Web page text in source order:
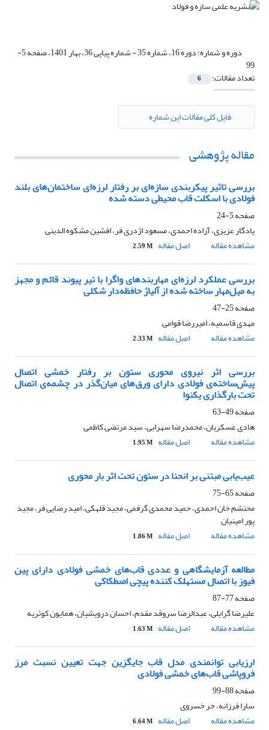
دوره و شماره: دوره 16، شماره 35 - شماره پیاپی 36، بهار 1401، صفحه 5-
99
تعداد مقالات: 6
فایل کلی مقالات این شماره
مقاله پژوهشی
بررسی تاثیر پیکربندی سازه‌ای بر رفتار لرزه‌ای ساختمان‌های بلند
فولادی با اسکلت قاب محیطی دسته شده
صفحه5-24
یادگار عزیزی، آزاده احمدی، مسعود اژدری فر، افشین مشکوه الدینی
مشاهده مقاله
اصل مقاله 2.59 M
بررسی عملکرد لرزه‌ای مهاربندهای واگرا با تیر پیوند قائم و مجهز
به میل‌مهار ساخته شده از آلیاژ حافظه‌دار شکلی
صفحه25-47
مهدی قاسمیه، امیررضا قوامی
مشاهده مقاله
اصل مقاله 2.33 M
بررسی اثر نیروی محوری ستون بر رفتار خمشی اتصال
پیش‌ساخته‌ی فولادی دارای ورق‌های میان‌گذر در چشمه‌ی اتصال
تحت بارگذاری یکنوا
صفحه49-63
هادی عسکریان، محمدرضا سهرابی، سید مرتضی کاظمی
مشاهده مقاله
اصل مقاله 1.95 M
عیب‌یابی مبتنی بر انحنا در ستون تحت اثر بار محوری
صفحه65-75
محتشم خان احمدی، حمید محمدی گرفمی، مجید قلهکی، امید رضایی فر، مجید
پور امینیان
مشاهده مقاله
اصل مقاله 1.86 M
مطالعه آزمایشگاهی و عددی قاب‌های خمشی فولادی دارای پین
فیوز با اتصال مستهلک کننده پیچی اصطکاکی
صفحه77-87
علیرضا گرایلی، عبدالرضا سروقد مقدم، احسان درویشیان، همایون کوثریه
مشاهده مقاله
اصل مقاله 1.63 M
ارزیابی توانمندی مدل قاب جایگزین جهت تعیین نسبت مرز
فروپاشی قاب‌های خمشی فولادی
صفحه88-99
سارا فرزانه، حر خسروی
مشاهده مقاله
اصل مقاله 6.64 M